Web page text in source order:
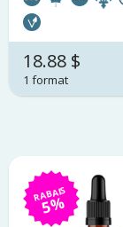
18.88 $
1 format
RABAIS
5%